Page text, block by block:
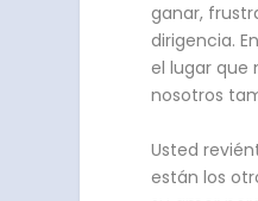
ganar,
dirigencia.
el lugar que
nosotros
Usted
están los